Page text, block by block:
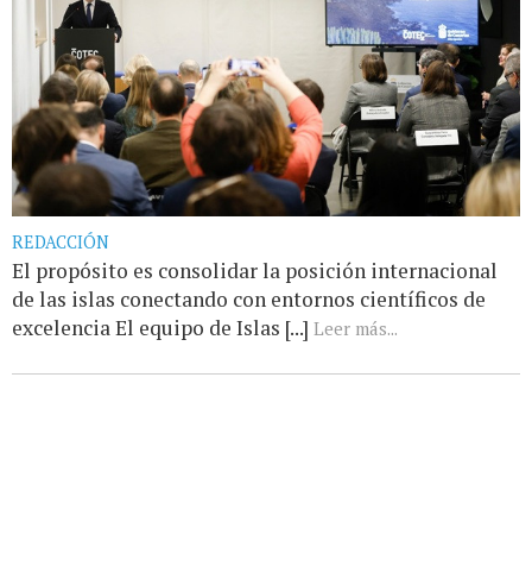
REDACCIÓN
El propósito es consolidar la posición internacional
de las islas conectando con entornos científicos de
excelencia El equipo de Islas [...] Leer más...